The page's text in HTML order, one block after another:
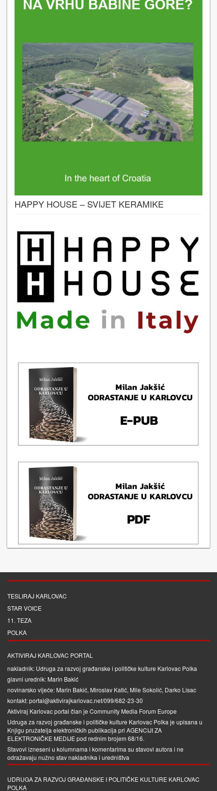
HAPPY HOUSE – SVIJET KERAMIKE
TESLIRAJ KARLOVAC
STAR VOICE
11. TEZA
POLKA
AKTIVIRAJ KARLOVAC PORTAL
nakladnik: Udruga za razvoj građanske i političke kulture Karlovac Polka
glavni urednik: Marin Bakić
novinarsko vijeće: Marin Bakić, Miroslav Katić, Mile Sokolić, Darko Lisac
kontakt: portal@aktivirajkarlovac.net/099/682-23-30
Aktiviraj Karlovac portal član je Community Media Forum Europe
Udruga za razvoj građanske i političke kulture Karlovac Polka je upisana u
Knjigu pružatelja elektroničkih publikacija pri AGENCIJI ZA
ELEKTRONIČKE MEDIJEpod rednim brojem 68/16.
Stavovi izneseni u kolumnama i komentarima su stavovi autora i ne
odražavaju nužno stav nakladnika i uredništva
UDRUGA ZA RAZVOJ GRAĐANSKE I POLITIČKE KULTURE KARLOVAC
POLKA